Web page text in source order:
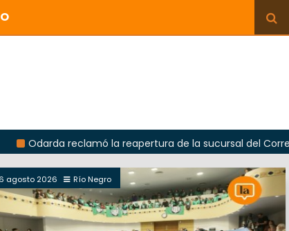
reclamó la reapertura de la sucursal del Correo
6 agosto 2026 Río Negro